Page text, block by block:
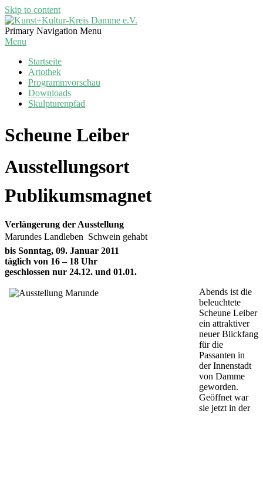
Skip to content
Kunst+Kultur-
Kreis
Primary Navigation Menu
Menu
Startseite
Artothek
Programmvorschau
Downloads
Skulpturenpfad
Scheune Leiber 
Ausstellungsort 
Publikumsmagnet
Verlängerung der Ausstellung
Marundes Landleben  Schwein gehabt
bis Sonntag, 09. Januar 2011
täglich von 16 – 18 Uhr
geschlossen nur 24.12. und 01.01.
Abends ist die
beleuchtete
Scheune Leiber
ein attraktiver
neuer Blickfang
für die
Passanten in
der Innenstadt
von Damme
geworden.
Geöffnet war
sie jetzt in der